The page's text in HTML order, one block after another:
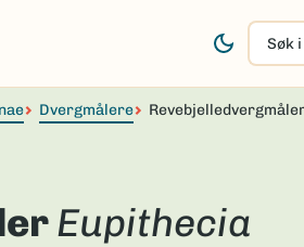
Søk
i
arter
og
Dvergmålere
Eupithecia